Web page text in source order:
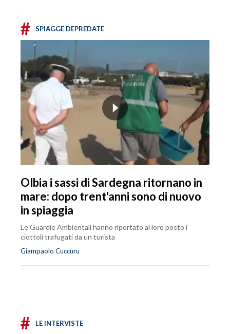
# SPIAGGE DEPREDATE
Olbia i sassi di Sardegna ritornano in
mare: dopo trent'anni sono di nuovo
in spiaggia
Le Guardie Ambientali hanno riportato al loro posto i
ciottoli trafugati da un turista
Giampaolo Cuccuru
# LE INTERVISTE